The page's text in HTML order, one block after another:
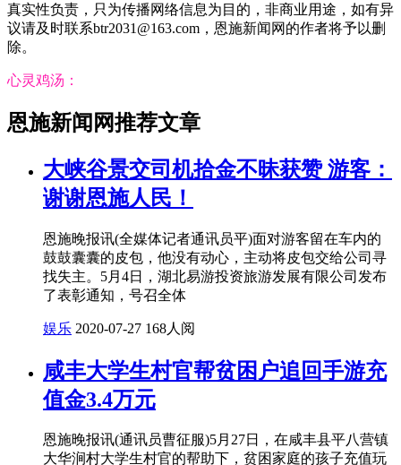
真实性负责，只为传播网络信息为目的，非商业用途，如有异
议请及时联系btr2031@163.com，恩施新闻网的作者将予以删
除。
心灵鸡汤：
恩施新闻网推荐文章
大峡谷景交司机拾金不昧获赞 游客：
谢谢恩施人民！
恩施晚报讯(全媒体记者通讯员平)面对游客留在车内的
鼓鼓囊囊的皮包，他没有动心，主动将皮包交给公司寻
找失主。5月4日，湖北易游投资旅游发展有限公司发布
了表彰通知，号召全体
娱乐 2020-07-27 168人阅
咸丰大学生村官帮贫困户追回手游充
值金3.4万元
恩施晚报讯(通讯员曹征服)5月27日，在咸丰县平八营镇
大华涧村大学生村官的帮助下，贫困家庭的孩子充值玩